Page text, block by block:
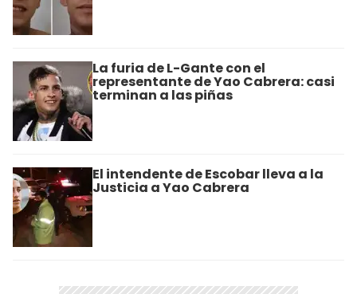
La furia de L-Gante con el
representante de Yao Cabrera: casi
terminan a las piñas
El intendente de Escobar lleva a la
Justicia a Yao Cabrera